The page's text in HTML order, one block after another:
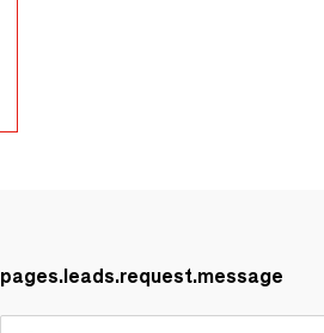
pages.leads.request.message